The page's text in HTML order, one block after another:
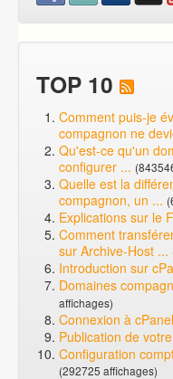
TOP 10
Comment puis-je
compagnon ne
Qu'est-ce qu'un
configurer ...
Quelle est la
compagnon, un ...
Explications sur le
Comment
sur Archive-Host ...
Introduction sur
Domaines
affichages)
Connexion à cPanel
Publication de
Configuration
(292725 affichages)